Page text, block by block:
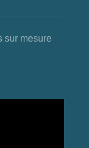
sur mesure